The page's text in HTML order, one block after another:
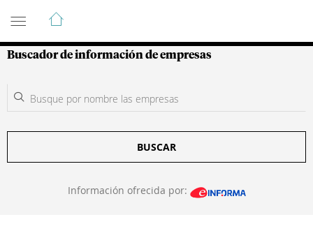
Guía de Empresas Colombianas
Buscador de información de empresas
BUSCAR
Información ofrecida por: